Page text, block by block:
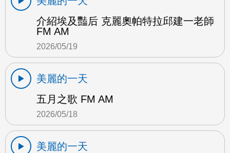
介紹埃及豔后 克麗奧帕特拉邱建一老師
FM AM
2026/05/19
美麗的一天
五月之歌 FM AM
2026/05/18
美麗的一天